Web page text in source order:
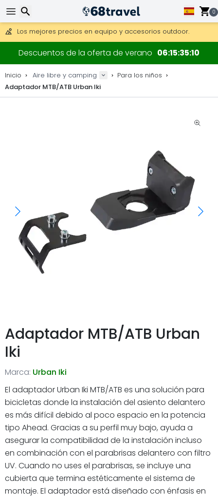
0
Envío DHL 1 día disponible.
30 días para devoluciones, 90 días para mapas de madera
Los mejores precios en equipo y accesorios outdoor.
Descuentos de la oferta de verano 06 15 35 10
Inicio Aire libre y camping
Para los niños
Adaptador MTB/ATB Urban Iki
Adaptador MTB/ATB Urban
Iki
Marca: Urban Iki
El adaptador Urban Iki MTB/ATB es una solución para
bicicletas donde la instalación del asiento delantero
es más difícil debido al poco espacio en la potencia
tipo Ahead. Gracias a su perfil muy bajo, ayuda a
asegurar la compatibilidad de la instalación incluso
en combinación con el parabrisas delantero con filtro
UV. Cuando no uses el parabrisas, se incluye una
cubierta que termina estéticamente el sistema de
montaje. El adaptador está diseñado con énfasis en
Buscar